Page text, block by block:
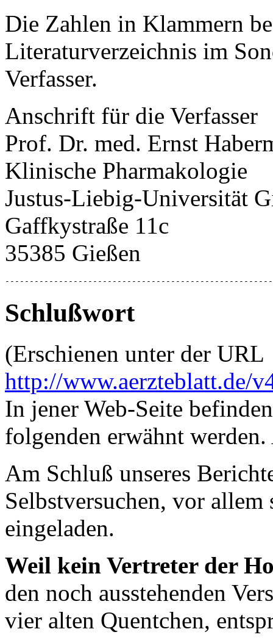
Die Zahlen in Klammern
Literaturverzeichnis im
Verfasser.
Anschrift für die Verfasser
Prof. Dr. med. Ernst
Klinische Pharmakologie
Justus-Liebig-Universität
Gaffkystraße 11c
35385 Gießen
Schlußwort
(Erschienen unter der URL
http://www.aerzteblatt.de/
In jener Web-Seite
folgenden erwähnt
Am Schluß unseres
Selbstversuchen, vor
eingeladen.
Weil kein Vertreter der
den noch ausstehenden
vier alten Quentchen,